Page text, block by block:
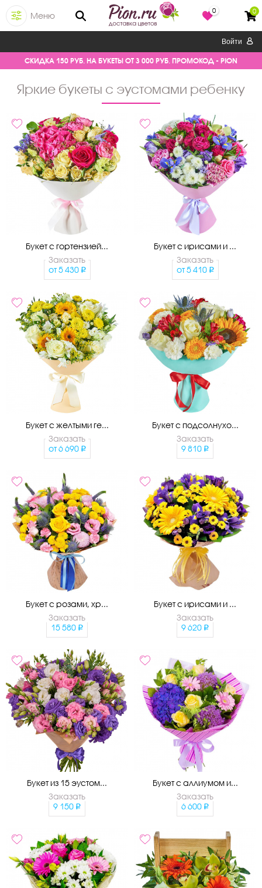
Меню
0 0
Войти
СКИДКА 150 РУБ. НА БУКЕТЫ ОТ 3 000 РУБ. ПРОМОКОД - PION
яркие букеты с эустомами ребенку
Букет с гортензией...
Заказать
от 5 430
Букет с ирисами и ...
Заказать
от 5 410
Букет с желтыми ге...
Заказать
от 6 690
Букет с подсолнухо...
Заказать
9 810
Букет с розами, хр...
Заказать
15 580
Букет с ирисами и ...
Заказать
9 620
Букет из 15 эустом...
Заказать
9 150
Букет с аллиумом и...
Заказать
6 600